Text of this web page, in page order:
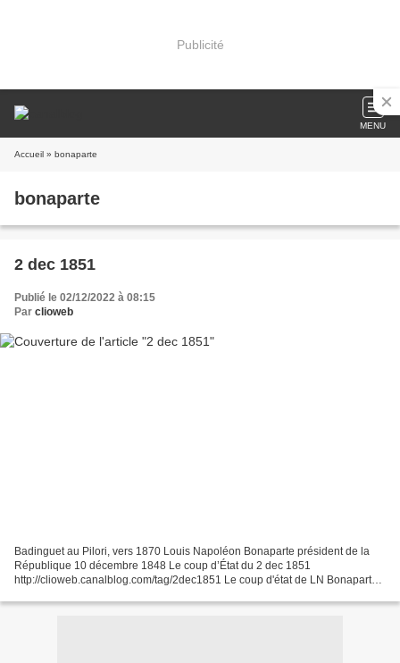
Publicité
MENU
Accueil » bonaparte
bonaparte
2 dec 1851
Publié le 02/12/2022 à 08:15
Par clioweb
Badinguet au Pilori, vers 1870 Louis Napoléon Bonaparte président de la
République 10 décembre 1848 Le coup d’État du 2 dec 1851
http://clioweb.canalblog.com/tag/2dec1851 Le coup d'état de LN Bonaparte
d'état-de-louis-napoléon-bonaparte-0...